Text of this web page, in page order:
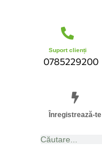
Suport clienți
0785229200
Înregistrează-te